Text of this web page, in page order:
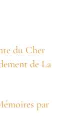
du Cher
de La
par